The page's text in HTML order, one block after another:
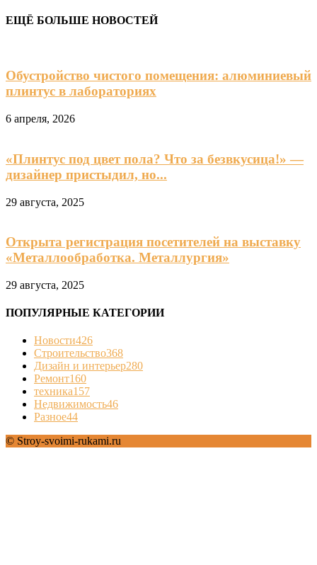
ЕЩЁ БОЛЬШЕ НОВОСТЕЙ
Обустройство чистого помещения: алюминиевый
плинтус в лабораториях
6 апреля, 2026
«Плинтус под цвет пола? Что за безвкусица!» —
дизайнер пристыдил, но...
29 августа, 2025
Открыта регистрация посетителей на выставку
«Металлообработка. Металлургия»
29 августа, 2025
ПОПУЛЯРНЫЕ КАТЕГОРИИ
Новости426
Строительство368
Дизайн и интерьер280
Ремонт160
техника157
Недвижимость46
Разное44
© Stroy-svoimi-rukami.ru